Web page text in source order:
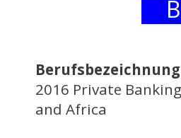
Berufsbezeichnung
2016 Private
and Africa